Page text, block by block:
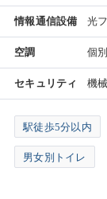
情報通信設備 光
空調 個
セキュリティ 機
駅徒歩5分以内
男女別トイレ